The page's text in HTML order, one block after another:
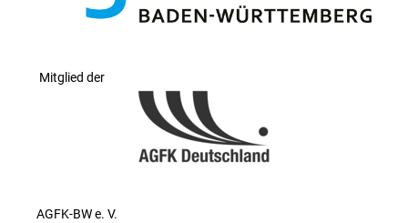
Mitglied der
AGFK-BW e. V.